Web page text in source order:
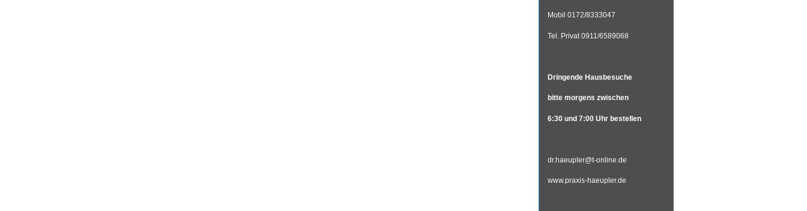
Mobil 0172/8333047
Tel. Privat 0911/6589068
Dringende Hausbesuche
bitte morgens zwischen
6:30 und 7:00 Uhr bestellen
dr.haeupler@t-online.de
www.praxis-haeupler.de